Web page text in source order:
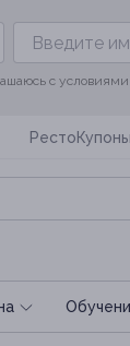
с условиями
РестоКупоны